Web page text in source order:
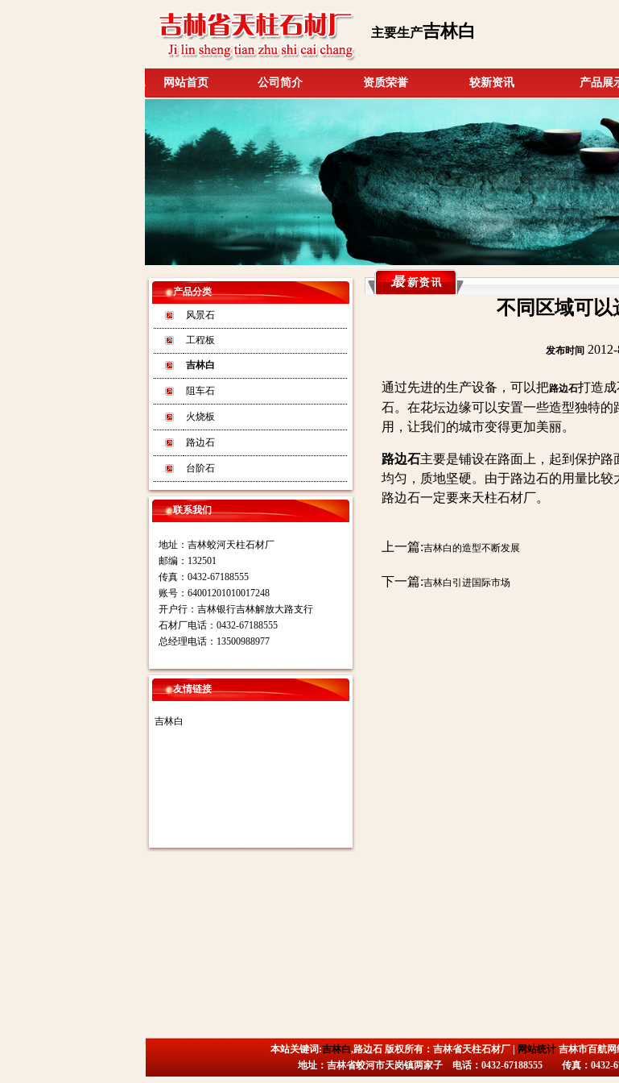
主要生产吉林白
网站首页 公司简介 资质荣誉 较新资讯 产品展
产品分类
风景石
工程板
吉林白
阻车石
火烧板
路边石
台阶石
联系我们
地址：吉林蛟河天柱石材厂
邮编：132501
传真：0432-67188555
账号：64001201010017248
开户行：吉林银行吉林解放大路支行
石材厂电话：0432-67188555
总经理电话：13500988977
友情链接
吉林白
不同区域可以
发布时间
通过先进的生产设备，可以把路边石打造
石。在花坛边缘可以安置一些造型独特
用，让我们的城市变得更加美丽。
路边石主要是铺设在路面上，起到保护
均匀，质地坚硬。由于路边石的用量比
路边石一定要来天柱石材厂。
上一篇:吉林白的造型不断发展
下一篇:吉林白引进国际市场
本站关键词:吉林白,路边石 版权所有：吉林省天柱石材厂 | 网站统计吉林市百航网
地址：吉林省蛟河市天岗镇两家子 电话：0432-67188555 传真：0432-